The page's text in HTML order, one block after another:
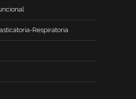
Respiratoria